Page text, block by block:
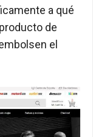
a qué
de
el